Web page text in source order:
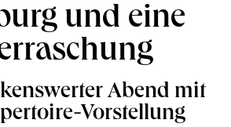
und eine
Abend mit
Vorstellung